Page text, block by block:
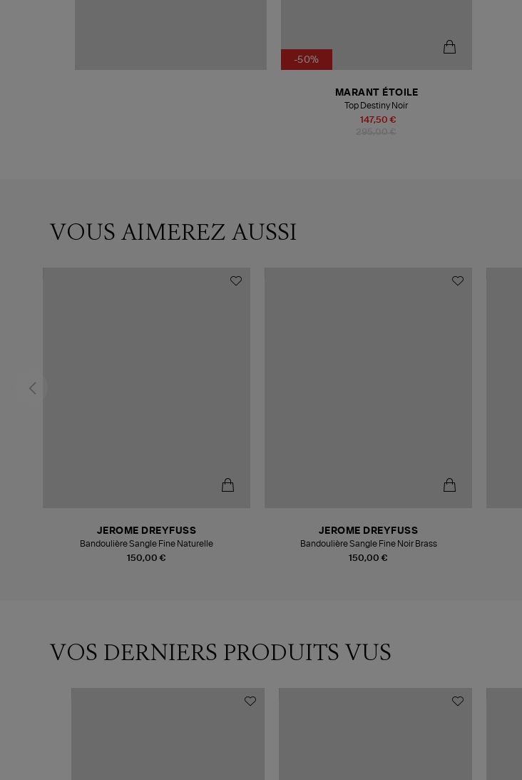
-50%
147,50 €
MARANT ÉTOILE
Top Destiny Noir
VOUS AIMEREZ AUSSI
150,00 €
JEROME DREYFUSS
Bandoulière Sangle Fine Naturelle
150,00 €
JEROME DREYFUSS
Bandoulière Sangle Fine Noir Brass
VOS DERNIERS PRODUITS VUS